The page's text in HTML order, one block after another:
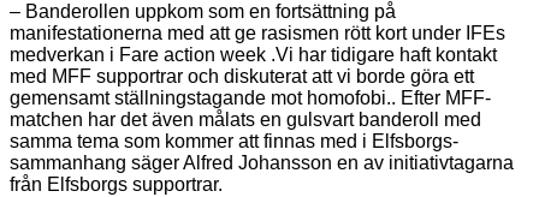
– Banderollen uppkom som en fortsättning på
manifestationerna med att ge rasismen rött kort under IFEs
medverkan i Fare action week .Vi har tidigare haft kontakt
med MFF supportrar och diskuterat att vi borde göra ett
gemensamt ställningstagande mot homofobi.. Efter MFF-
matchen har det även målats en gulsvart banderoll med
samma tema som kommer att finnas med i Elfsborgs-
sammanhang säger Alfred Johansson en av initiativtagarna
från Elfsborgs supportrar.